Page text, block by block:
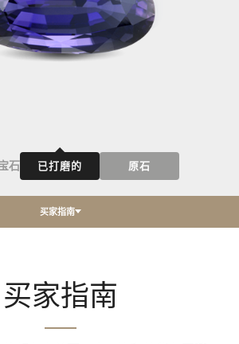
石 已打磨的 原石
买家指南
买家指南